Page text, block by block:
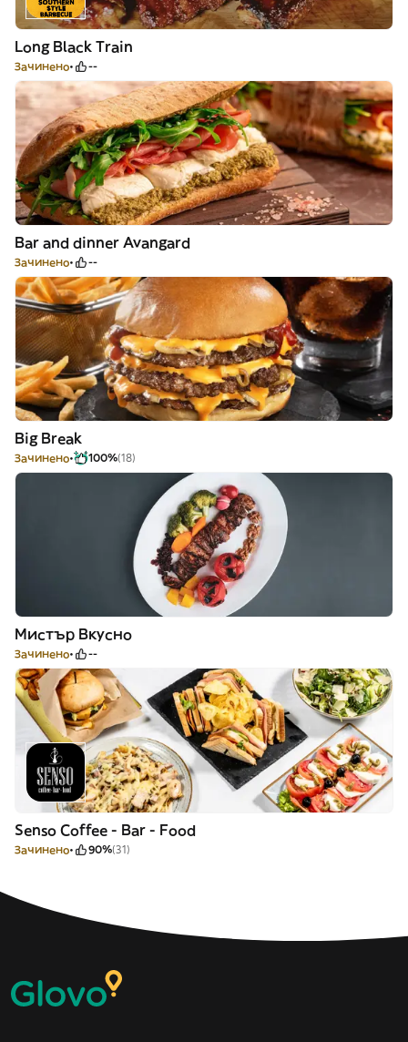
Long Black Train
Зачинено --
Bar and dinner Avangard
Зачинено --
Big Break
Зачинено 100%(18)
Мистър Вкусно
Зачинено --
Senso Coffee - Bar - Food
Зачинено 90%(31)